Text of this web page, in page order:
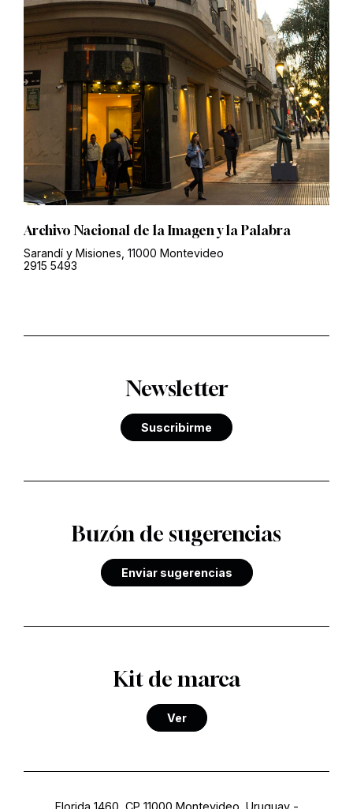
Archivo Nacional de la Imagen y la Palabra
Sarandí y Misiones, 11000 Montevideo
2915 5493
Newsletter
Suscribirme
Buzón de sugerencias
Enviar sugerencias
Kit de marca
Ver
Florida 1460, CP 11000 Montevideo, Uruguay-